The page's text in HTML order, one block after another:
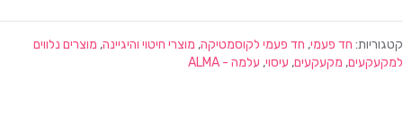
קטגוריות: חד פעמי, חד פעמי לקוסמטיקה, מוצרי חיטוי והיגיינה, מוצרים נלווים
למקעקעים, מקעקעים, עיסוי, עלמה - ALMA